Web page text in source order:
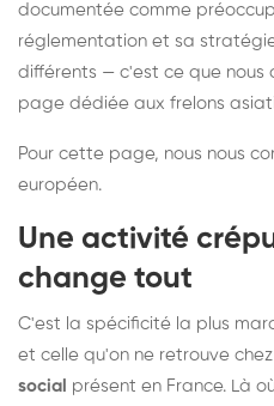
documentée comme
réglementation et sa
différents — c'est ce que nous
page dédiée aux frelons
Pour cette page, nous nous
européen.
Une activité
change tout
C'est la spécificité la plus
et celle qu'on ne retrouve chez
social présent en France. Là